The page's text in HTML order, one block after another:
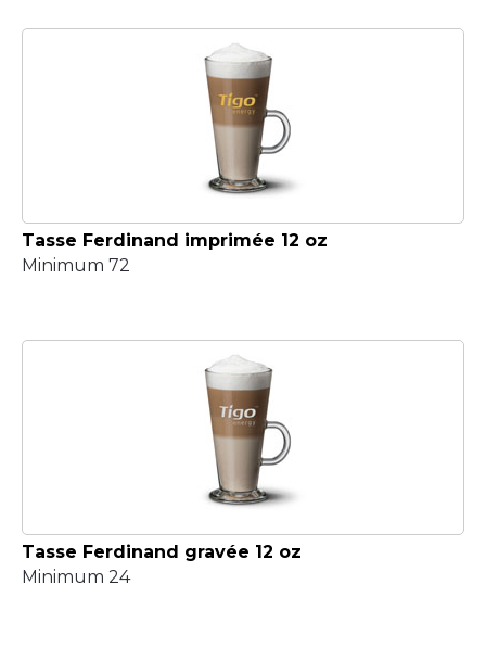
Tasse Ferdinand imprimée 12 oz
Minimum 72
Tasse Ferdinand gravée 12 oz
Minimum 24